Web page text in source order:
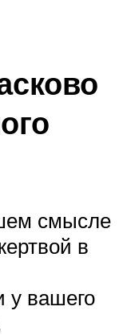
смысле
в
у вашего